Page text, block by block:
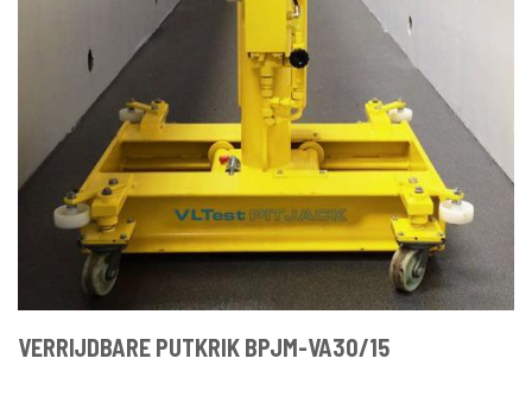
VERRIJDBARE PUTKRIK BPJM-VA30/15